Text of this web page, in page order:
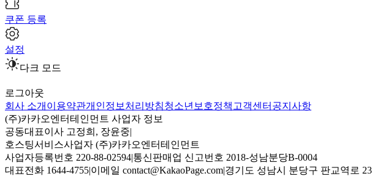
쿠폰 등록
설정
다크 모드
로그아웃
회사 소개 이용약관개인정보처리방침청소년보호정책 고객센터 공지사항
(주)카카오엔터테인먼트 사업자 정보
공동대표이사 고정희, 장윤중|
호스팅서비스사업자 (주)카카오엔터테인먼트
사업자등록번호 220-88-02594|통신판매업 신고번호 2018-성남분당B-0004
대표전화 1644-4755|이메일 contact@KakaoPage.com|경기도 성남시 분당구 판교역로